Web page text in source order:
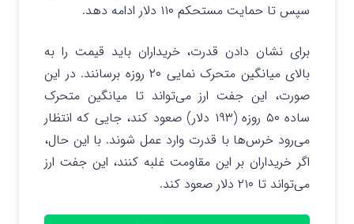
سپس تا حمایت مستحکم ۱۱۰ دلار ادامه دهد.
برای نشان دادن قدرت، خریداران باید قیمت را به
بالای میانگین متحرک نمایی ۲۰ روزه برسانند. در این
صورت، این جفت ارز می‌تواند تا میانگین متحرک
ساده ۵۰ روزه (۱۹۳ دلار) صعود کند، جایی که انتظار
می‌رود خرس‌ها با قدرت وارد عمل شوند. با این حال،
اگر خریداران بر این مقاومت غلبه کنند، این جفت ارز
می‌تواند تا ۲۱۰ دلار صعود کند.